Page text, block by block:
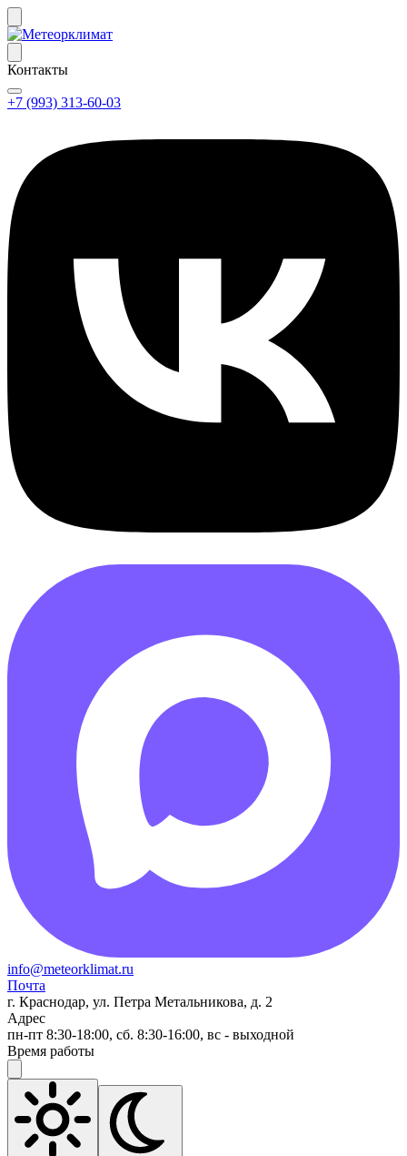
Контакты
+7 (993) 313-60-03
info@meteorklimat.ru
Почта
г. Краснодар, ул. Петра Метальникова, д. 2
Адрес
пн-пт 8:30-18:00, сб. 8:30-16:00, вс - выходной
Время работы